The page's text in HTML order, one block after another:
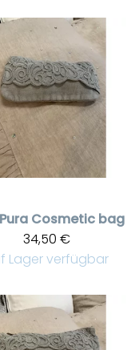
Cosmetic bag
34,50 €
Lager verfügbar